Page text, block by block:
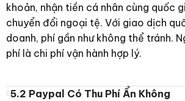
khoản, nhận tiền cá nhân cùng quốc
chuyển đổi ngoại tệ. Với giao dịch
doanh, phí gần như không thể tránh.
phí là chi phí vận hành hợp lý.
5.2 Paypal Có Thu Phí Ẩn Không